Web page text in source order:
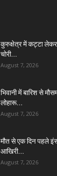
कुरुक्षेत्र में कट्टा
चोरी...
August 7, 2026
भिवानी में बारिश से
लोहारू...
August 7, 2026
मौत से एक दिन पहले
आखिरी...
August 7, 2026